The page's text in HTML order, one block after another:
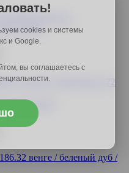
арт. 52351
арт. 66347
cookies и системы
и Google.
вы соглашаетесь с